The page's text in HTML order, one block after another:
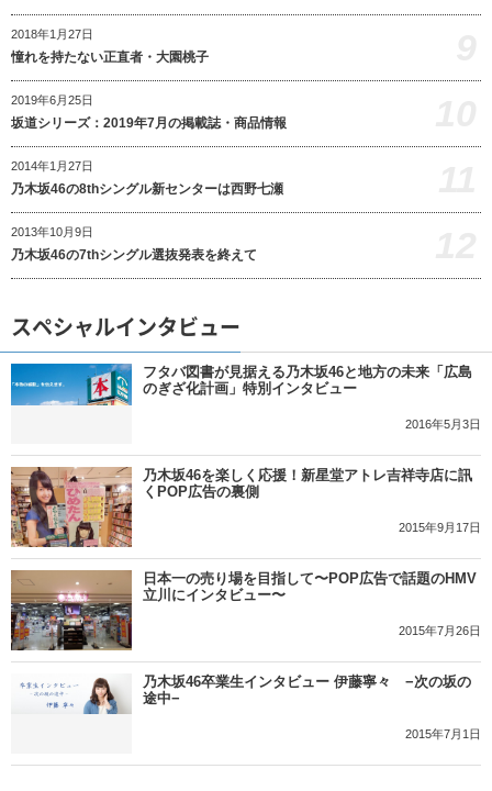
2018年1月27日
憧れを持たない正直者・大園桃子
2019年6月25日
坂道シリーズ：2019年7月の掲載誌・商品情報
2014年1月27日
乃木坂46の8thシングル新センターは西野七瀬
2013年10月9日
乃木坂46の7thシングル選抜発表を終えて
スペシャルインタビュー
フタバ図書が見据える乃木坂46と地方の未来「広島
のぎざ化計画」特別インタビュー
2016年5月3日
乃木坂46を楽しく応援！新星堂アトレ吉祥寺店に訊
くPOP広告の裏側
2015年9月17日
日本一の売り場を目指して〜POP広告で話題のHMV
立川にインタビュー〜
2015年7月26日
乃木坂46卒業生インタビュー 伊藤寧々 −次の坂の
途中−
2015年7月1日